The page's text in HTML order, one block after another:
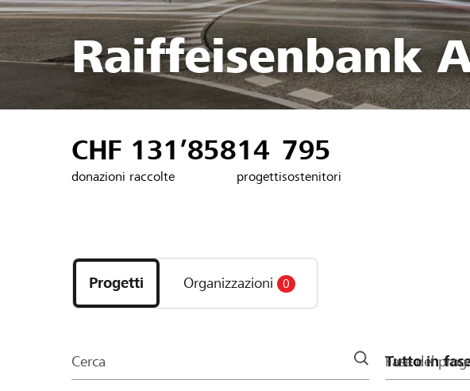
Raiffeisenbank
CHF 131’858
donazioni raccolte
14
progetti
795
sostenitori
i
progetti
e
della
Progetti Organizzazioni 0
Cerca Fase del